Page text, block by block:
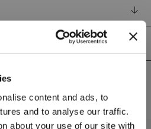
content and ads, to
and to analyse our traffic.
about your use of our site with
Ihrer Trainingseinheiten sorgen. Die
betonen Ihre Körperform und sorgen
was es zu einem idealen
macht. Mesh an den Seiten. ICIW-